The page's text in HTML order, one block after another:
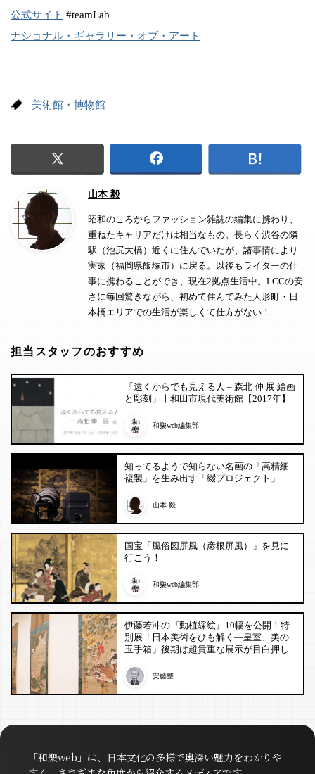
公式サイト #teamLab
ナショナル・ギャラリー・オブ・アート
美術館・博物館
山本 毅
昭和のころからファッション雑誌の編集に携わり、
重ねたキャリアだけは相当なもの。長らく渋谷の隣
駅（池尻大橋）近くに住んでいたが、諸事情により
実家（福岡県飯塚市）に戻る。以後もライターの仕
事に携わることができ、現在2拠点生活中。LCCの安
さに毎回驚きながら、初めて住んでみた人形町・日
本橋エリアでの生活が楽しくて仕方がない！
担当スタッフのおすすめ
「遠くからでも見える人 – 森北 伸 展 絵画
と彫刻」十和田市現代美術館【2017年】
和樂web編集部
知ってるようで知らない名画の「高精細
複製」を生み出す「綴プロジェクト」
山本 毅
国宝「風俗図屏風（彦根屏風）」を見に
行こう！
和樂web編集部
伊藤若冲の『動植綵絵』10幅を公開！特
別展「日本美術をひも解く―皇室、美の
玉手箱」後期は超貴重な展示が目白押し
安藤整
「和樂web」は、日本文化の多様で奥深い魅力をわかりや